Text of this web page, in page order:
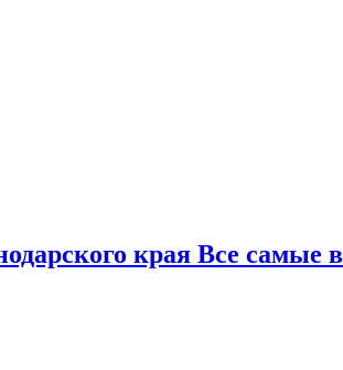
края Все самые